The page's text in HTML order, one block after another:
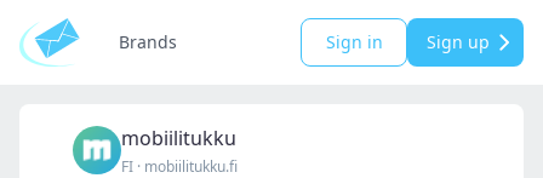
Brands Sign in Sign up
mobiilitukku
FI · mobiilitukku.fi